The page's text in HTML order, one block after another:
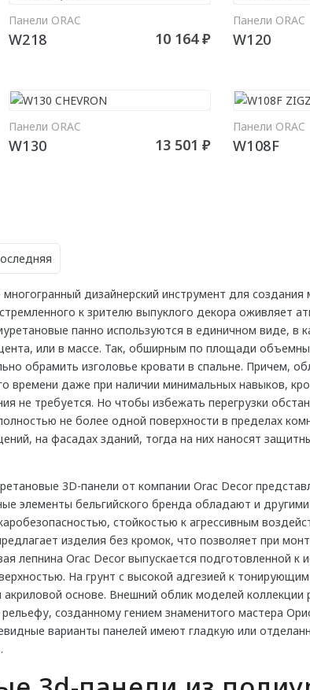
Панели ORAC
W218 10 164 ₽
Панели ORAC
W120
Панели ORAC
W130 13 501 ₽
Панели ORAC
W108F
дизайнерский инструмент для
к зрителю выпуклого декора оживляет
панно используются в единичном виде, в
или в массе. Так, обширным по площади
обрамить изголовье кровати в спальне. Причем,
времени даже при наличии минимальных навыков,
не требуется. Но чтобы избежать перегрузки
не более одной поверхности в пределах
на фасадах зданий, тогда на них наносят
3D-панели от компании Orac Decor
элементы бельгийского бренда обладают и
стойкостью к агрессивным
изделия без кромок, что позволяет при
лепнина Orac Decor выпускается подготовленной к
На грунт с высокой адгезией к
основе. Внешний облик моделей коллекции
созданному гением знаменитого мастера
варианты панелей имеют гладкую или